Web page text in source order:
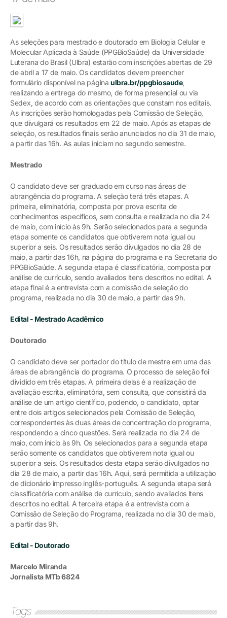
As seleções para mestrado e doutorado em Biologia Celular e
Molecular Aplicada à Saúde (PPGBioSaúde) da Universidade
Luterana do Brasil (Ulbra) estarão com inscrições abertas de 29
de abril a 17 de maio. Os candidatos devem preencher
formulário disponível na páginaulbra.br/ppgbiosaude,
realizando a entrega do mesmo, de forma presencial ou via
Sedex, de acordo com as orientações que constam nos editais.
As inscrições serão homologadas pela Comissão de Seleção,
que divulgará os resultados em 22 de maio. Após as etapas de
seleção, os resultados finais serão anunciados no dia 31 de maio,
a partir das 16h. As aulas iniciam no segundo semestre.
Mestrado
O candidato deve ser graduado em curso nas áreas de
abrangência do programa. A seleção terá três etapas. A
primeira, eliminatória, composta por prova escrita de
conhecimentos específicos, sem consulta e realizada no dia 24
de maio, com início às 9h. Serão selecionados para a segunda
etapa somente os candidatos que obtiverem nota igual ou
superior a seis. Os resultados serão divulgados no dia 28 de
maio, a partir das 16h, na página do programa e na Secretaria do
PPGBioSaúde. A segunda etapa é classificatória, composta por
análise de currículo, sendo avaliados itens descritos no edital. A
etapa final é a entrevista com a comissão de seleção do
programa, realizada no dia 30 de maio, a partir das 9h.
Edital - Mestrado Acadêmico
Doutorado
O candidato deve ser portador do título de mestre em uma das
áreas de abrangência do programa. O processo de seleção foi
dividido em três etapas. A primeira delas é a realização de
avaliação escrita, eliminatória, sem consulta, que consistirá da
análise de um artigo científico, podendo, o candidato, optar
entre dois artigos selecionados pela Comissão de Seleção,
correspondentes às duas áreas de concentração do programa,
respondendo a cinco questões. Será realizada no dia 24 de
maio, com início às 9h. Os selecionados para a segunda etapa
serão somente os candidatos que obtiverem nota igual ou
superior a seis. Os resultados desta etapa serão divulgados no
dia 28 de maio, a partir das 16h. Aqui, será permitida a utilização
de dicionário impresso inglês-português. A segunda etapa será
classificatória com análise de currículo, sendo avaliados itens
descritos no edital. A terceira etapa é a entrevista com a
Comissão de Seleção do Programa, realizada no dia 30 de maio,
a partir das 9h.
Edital - Doutorado
Marcelo Miranda
Jornalista MTb 6824
Tags